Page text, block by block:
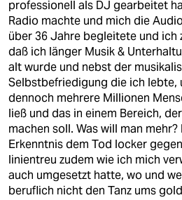
professionell als DJ gearbeitet
Radio machte und mich die
über 36 Jahre begleitete und ich
daß ich länger Musik &
alt wurde und nebst der
Selbstbefriedigung die ich lebte,
dennoch mehrere Millionen
ließ und das in einem Bereich,
machen soll. Was will man
Erkenntnis dem Tod locker
linientreu zudem wie ich mich
auch umgesetzt hatte, wo und
beruflich nicht den Tanz ums